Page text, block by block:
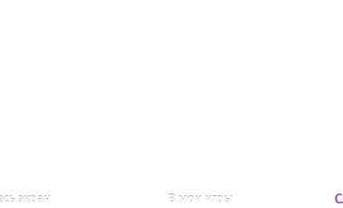
экран В мои игры